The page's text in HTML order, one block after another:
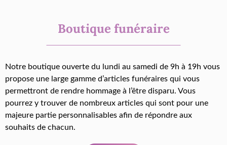
Boutique funéraire
Notre boutique ouverte du lundi au samedi de 9h à 19h vous
propose une large gamme d’articles funéraires qui vous
permettront de rendre hommage à l’être disparu. Vous
pourrez y trouver de nombreux articles qui sont pour une
majeure partie personnalisables afin de répondre aux
souhaits de chacun.